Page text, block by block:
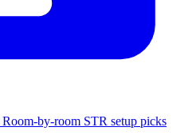
Room-by-room STR setup picks